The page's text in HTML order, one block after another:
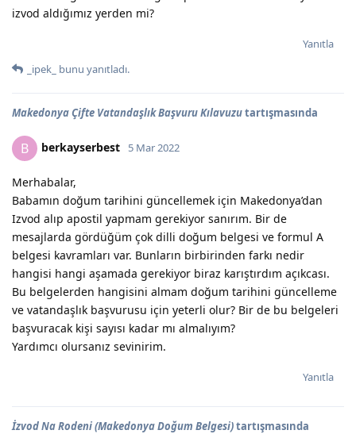
izvod aldığımız yerden mi?
Yanıtla
_ipek_ bunu yanıtladı.
Makedonya Çifte Vatandaşlık Başvuru Kılavuzutartışmasında
B berkayserbest 5 Mar 2022
Merhabalar,
Babamın doğum tarihini güncellemek için Makedonya’dan
Izvod alıp apostil yapmam gerekiyor sanırım. Bir de
mesajlarda gördüğüm çok dilli doğum belgesi ve formul A
belgesi kavramları var. Bunların birbirinden farkı nedir
hangisi hangi aşamada gerekiyor biraz karıştırdım açıkcası.
Bu belgelerden hangisini almam doğum tarihini güncelleme
ve vatandaşlık başvurusu için yeterli olur? Bir de bu belgeleri
başvuracak kişi sayısı kadar mı almalıyım?
Yardımcı olursanız sevinirim.
Yanıtla
İzvod Na Rodeni (Makedonya Doğum Belgesi)tartışmasında